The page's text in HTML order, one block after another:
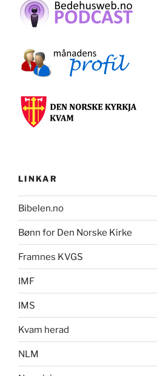
LINKAR
Bibelen.no
Bønn for Den Norske Kirke
Framnes KVGS
IMF
IMS
Kvam herad
NLM